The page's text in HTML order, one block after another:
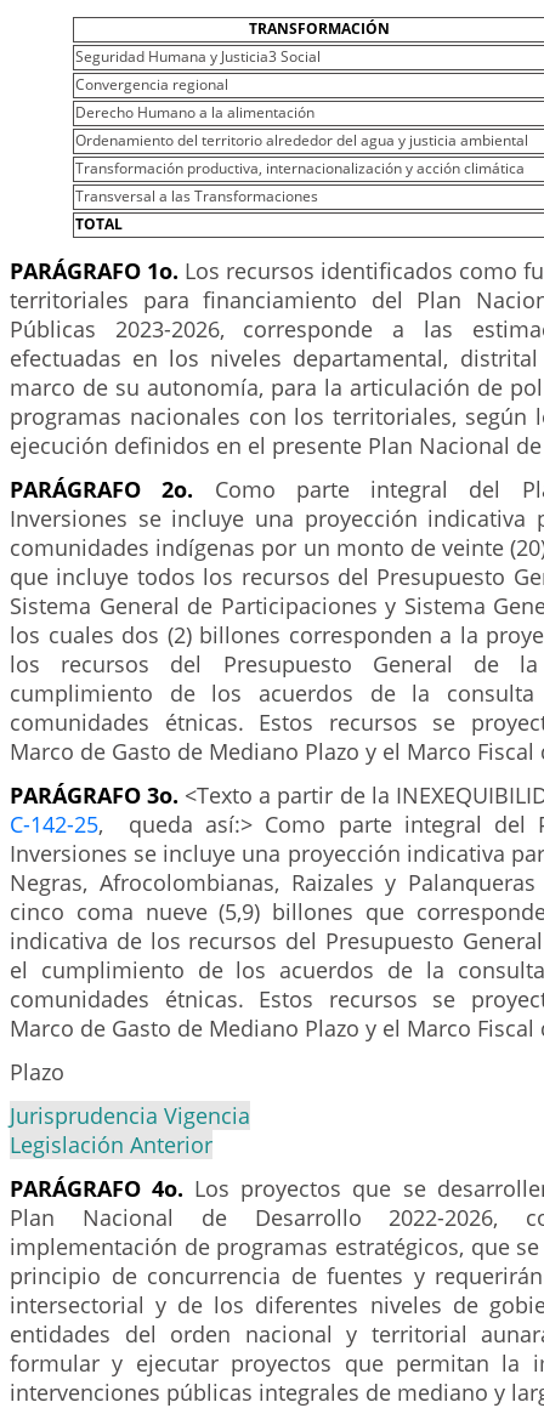
TRANSFORMACIÓN
Seguridad Humana y Justicia3 Social
Convergencia regional
Derecho Humano a la alimentación
Ordenamiento del territorio alrededor del agua y justicia ambiental
Transformación productiva, internacionalización y acción climática
Transversal a las Transformaciones
TOTAL
PARÁGRAFO 1o. Los recursos identificados como
territoriales para financiamiento del Plan
Públicas 2023-2026, corresponde a las
efectuadas en los niveles departamental,
marco de su autonomía, para la articulación de
programas nacionales con los territoriales, según
ejecución definidos en el presente Plan Nacional
PARÁGRAFO 2o. Como parte integral del
Inversiones se incluye una proyección indicativa
comunidades indígenas por un monto de veinte
que incluye todos los recursos del Presupuesto
Sistema General de Participaciones y Sistema
los cuales dos (2) billones corresponden a la
los recursos del Presupuesto General de
cumplimiento de los acuerdos de la
comunidades étnicas. Estos recursos se
Marco de Gasto de Mediano Plazo y el Marco
PARÁGRAFO 3o. <Texto a partir de la
C-142-25, queda así:> Como parte integral del
Inversiones se incluye una proyección indicativa
Negras, Afrocolombianas, Raizales y
cinco coma nueve (5,9) billones que
indicativa de los recursos del Presupuesto
el cumplimiento de los acuerdos de la
comunidades étnicas. Estos recursos se
Marco de Gasto de Mediano Plazo y el Marco
Plazo
Jurisprudencia Vigencia
Legislación Anterior
PARÁGRAFO 4o. Los proyectos que se
Plan Nacional de Desarrollo 2022-2026,
implementación de programas estratégicos, que
principio de concurrencia de fuentes y
intersectorial y de los diferentes niveles de
entidades del orden nacional y territorial
formular y ejecutar proyectos que permitan la
intervenciones públicas integrales de mediano y